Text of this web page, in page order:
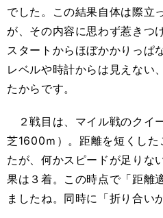
でした。この結果自体は際立
が、その内容に思わず惹きつ
スタートからほぼかかりっぱ
レベルや時計からは見えない
たからです。
２戦目は、マイル戦のクイ
芝1600ｍ）。距離を短くし
たが、何かスピードが足りな
果は３着。この時点で「距離
ましたね。同時に「折り合い